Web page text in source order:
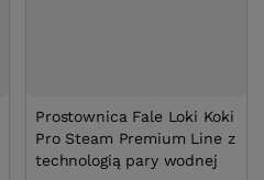
Prostownica Fale Loki Koki
Pro Steam Premium Line z
technologią pary wodnej